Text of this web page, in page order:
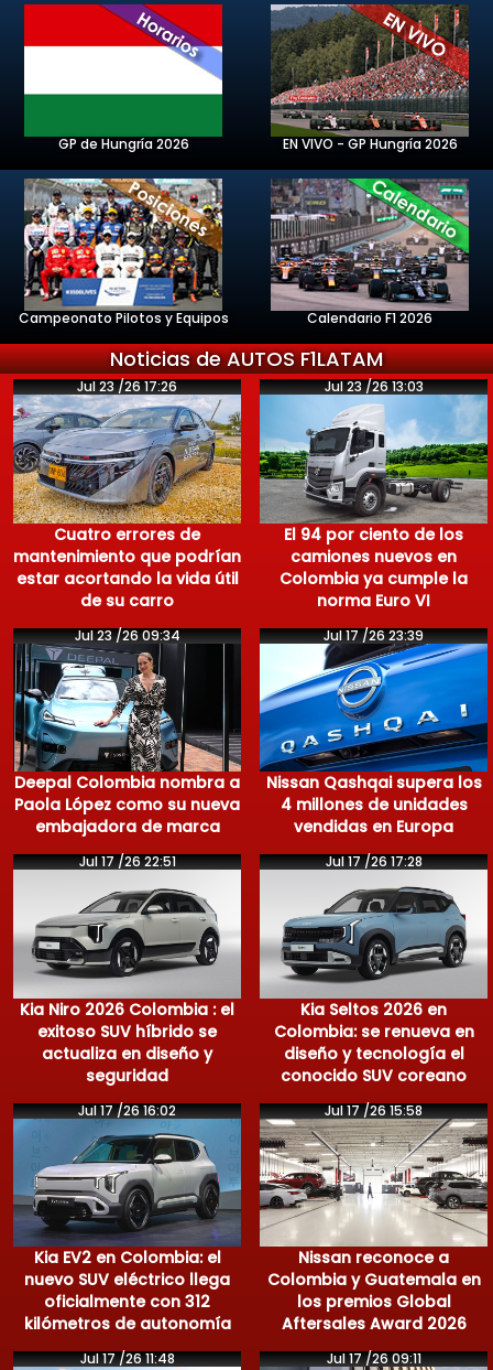
GP de Hungría 2026 EN VIVO - GP Hungría 2026
Campeonato Pilotos y Equipos Calendario F1 2026
Noticias de AUTOS F1LATAM
Jul 23 /26 17:26
Cuatro errores de
mantenimiento que podrían
estar acortando la vida útil
de su carro
Jul 23 /26 13:03
El 94 por ciento de los
camiones nuevos en
Colombia ya cumple la
norma Euro VI
Jul 23 /26 09:34
Deepal Colombia nombra a
Paola López como su nueva
embajadora de marca
Jul 17 /26 23:39
Nissan Qashqai supera los
4 millones de unidades
vendidas en Europa
Jul 17 /26 22:51
Kia Niro 2026 Colombia : el
exitoso SUV híbrido se
actualiza en diseño y
seguridad
Jul 17 /26 17:28
Kia Seltos 2026 en
Colombia: se renueva en
diseño y tecnología el
conocido SUV coreano
Jul 17 /26 16:02
Kia EV2 en Colombia: el
nuevo SUV eléctrico llega
oficialmente con 312
kilómetros de autonomía
Jul 17 /26 15:58
Nissan reconoce a
Colombia y Guatemala en
los premios Global
Aftersales Award 2026
Jul 17 /26 11:48 Jul 17 /26 09:11